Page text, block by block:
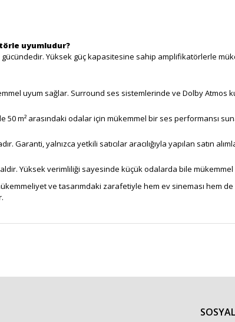
uyumludur?
Yüksek güç kapasitesine sahip amplifikatörlerle
uyum sağlar. Surround ses sistemlerinde ve Dolby Atmos
50 m² arasındaki odalar için mükemmel bir ses performansı
Garanti, yalnızca yetkili satıcılar aracılığıyla yapılan satın
Yüksek verimliliği sayesinde küçük odalarda bile
ve tasarımdaki zarafetiyle hem ev sineması hem